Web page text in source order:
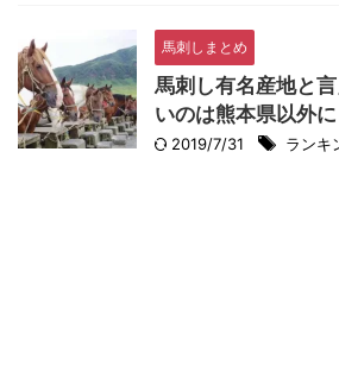
馬刺しまとめ
馬刺し有名産地と
いのは熊本県以外
2019/7/31 ランキ